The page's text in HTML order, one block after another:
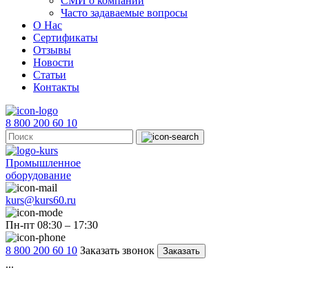
Часто задаваемые вопросы
О Нас
Сертификаты
Отзывы
Новости
Статьи
Контакты
8 800 200 60 10
Промышленное
оборудование
kurs@kurs60.ru
Пн-пт 08:30 – 17:30
8 800 200 60 10 Заказать звонок Заказать
...